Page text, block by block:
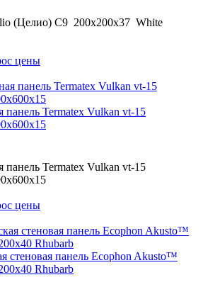
(Целио) C9 200x200x37 White
цены
панель Termatex Vulkan vt-15
панель Termatex Vulkan vt-15
цены
стеновая панель Ecophon Akusto™
Rhubarb